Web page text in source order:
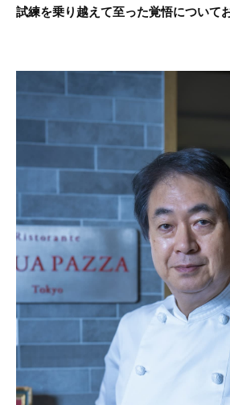
試練を乗り越えて至った覚悟について